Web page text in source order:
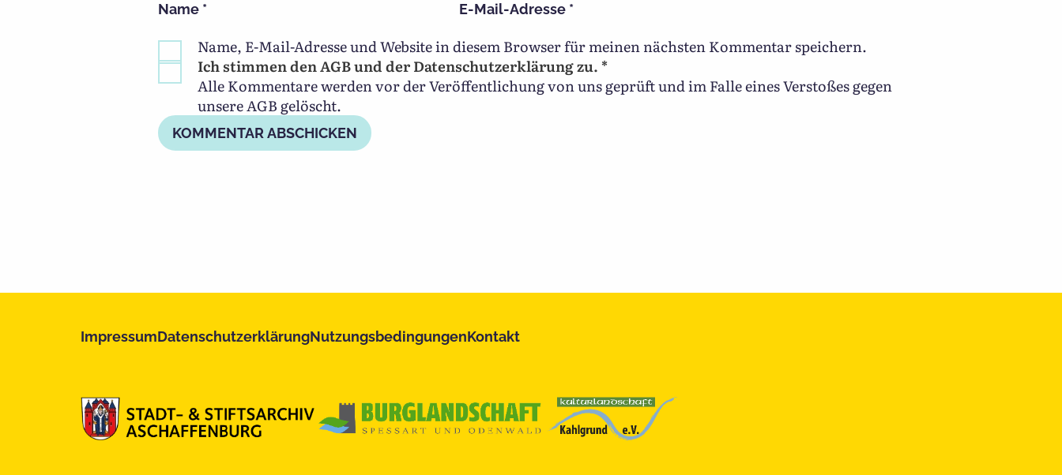
Name * E-Mail-Adresse *
Name, E-Mail-Adresse und Website in diesem Browser für meinen nächsten Kommentar speichern.
Ich stimmen den AGB und der Datenschutzerklärung zu. *
Alle Kommentare werden vor der Veröffentlichung von uns geprüft und im Falle eines Verstoßes gegen
unsere AGB gelöscht.
ImpressumDatenschutzerklärungNutzungsbedingungenKontakt